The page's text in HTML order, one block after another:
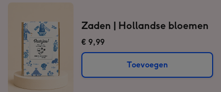
Zaden | Hollandse bloemen
€ 9,99
Toevoegen